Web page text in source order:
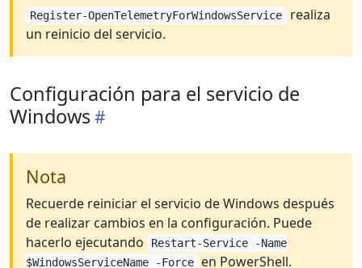
Register-OpenTelemetryForWindowsService realiza
un reinicio del servicio.
Configuración para el servicio de
Windows
Nota
Recuerde reiniciar el servicio de Windows después
de realizar cambios en la configuración. Puede
hacerlo ejecutando
Restart-Service -Name
$WindowsServiceName -Force
en PowerShell.